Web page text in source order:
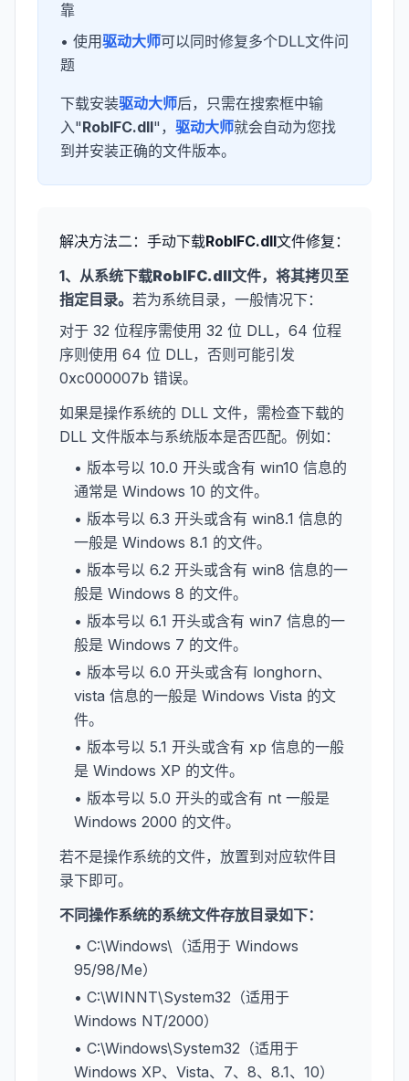
靠
• 使用驱动大师可以同时修复多个DLL文件问
题
下载安装驱动大师后，只需在搜索框中输
入"RobIFC.dll"， 驱动大师就会自动为您找
到并安装正确的文件版本。
解决方法二：手动下载RobIFC.dll文件修复：
1、从系统下载RobIFC.dll文件，将其拷贝至
指定目录。 若为系统目录，一般情况下：
对于 32 位程序需使用 32 位 DLL，64 位程
序则使用 64 位 DLL，否则可能引发
0xc000007b 错误。
如果是操作系统的 DLL 文件，需检查下载的
DLL 文件版本与系统版本是否匹配。例如：
• 版本号以 10.0 开头或含有 win10 信息的
通常是 Windows 10 的文件。
• 版本号以 6.3 开头或含有 win8.1 信息的
一般是 Windows 8.1 的文件。
• 版本号以 6.2 开头或含有 win8 信息的一
般是 Windows 8 的文件。
• 版本号以 6.1 开头或含有 win7 信息的一
般是 Windows 7 的文件。
• 版本号以 6.0 开头或含有 longhorn、
vista 信息的一般是 Windows Vista 的文
件。
• 版本号以 5.1 开头或含有 xp 信息的一般
是 Windows XP 的文件。
• 版本号以 5.0 开头的或含有 nt 一般是
Windows 2000 的文件。
若不是操作系统的文件，放置到对应软件目
录下即可。
不同操作系统的系统文件存放目录如下：
• C:\Windows\（适用于 Windows
95/98/Me）
• C:\WINNT\System32（适用于
Windows NT/2000）
• C:\Windows\System32（适用于
Windows XP、Vista、7、8、8.1、10）